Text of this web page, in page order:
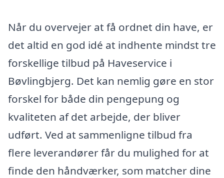
Når du overvejer at få ordnet din have, er
det altid en god idé at indhente mindst tre
forskellige tilbud på Haveservice i
Bøvlingbjerg. Det kan nemlig gøre en stor
forskel for både din pengepung og
kvaliteten af det arbejde, der bliver
udført. Ved at sammenligne tilbud fra
flere leverandører får du mulighed for at
finde den håndværker, som matcher dine